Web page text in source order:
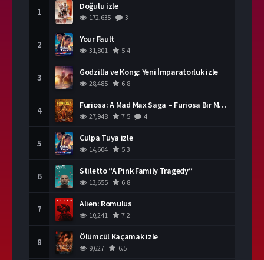
1 Doğulu izle
172,635 3
2 Your Fault
31,801 5.4
3 Godzilla ve Kong: Yeni İmparatorluk izle
28,485 6.8
4 Furiosa: A Mad Max Saga – Furiosa Bir Mad Max Destanı
27,948 7.5 4
5 Culpa Tuya izle
14,604 5.3
6 Stiletto “A Pink Family Tragedy“
13,655 6.8
7 Alien: Romulus
10,241 7.2
8 Ölümcül Kaçamak izle
9,627 6.5